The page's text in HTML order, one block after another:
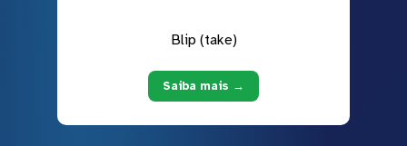
Blip (take)
Saiba mais →